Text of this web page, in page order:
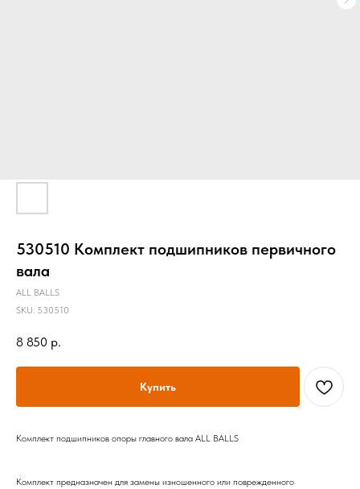
530510 Комплект подшипников первичного
вала
ALL BALLS
SKU: 530510
8 850 р.
Купить
Комплект подшипников опоры главного вала ALL BALLS
Комплект предназначен для замены изношенного или поврежденного